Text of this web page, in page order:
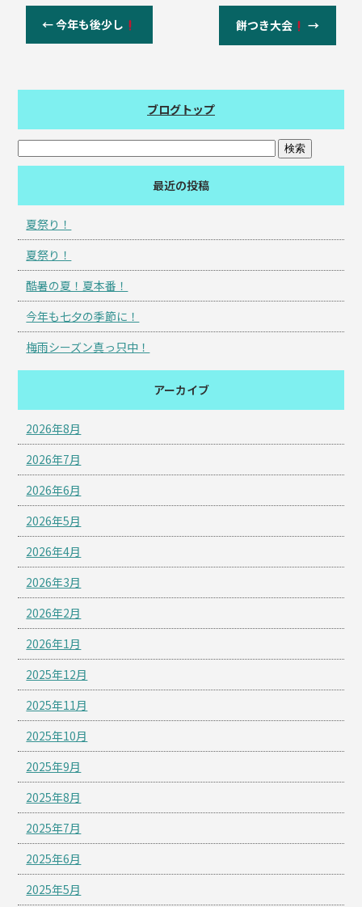
←今年も後少し 餅つき大会 →
ブログトップ
最近の投稿
夏祭り！
夏祭り！
酷暑の夏！夏本番！
今年も七夕の季節に！
梅雨シーズン真っ只中！
アーカイブ
2026年8月
2026年7月
2026年6月
2026年5月
2026年4月
2026年3月
2026年2月
2026年1月
2025年12月
2025年11月
2025年10月
2025年9月
2025年8月
2025年7月
2025年6月
2025年5月